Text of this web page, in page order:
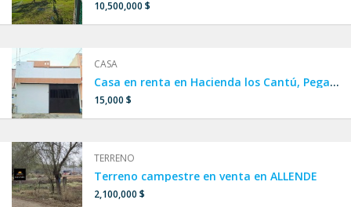
10,500,000 $
CASA
Casa en renta en Hacienda los Cantú, Pegado a República Mexicana y Sendero, ESCOBEDO,SAN NICOLÁS.
15,000 $
TERRENO
Terreno campestre en venta en ALLENDE
2,100,000 $